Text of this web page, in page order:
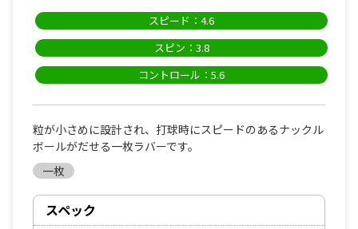
スピード：4.6
スピン：3.8
コントロール：5.6
粒が小さめに設計され、打球時にスピードのあるナックル
ボールがだせる一枚ラバーです。
一枚
スペック